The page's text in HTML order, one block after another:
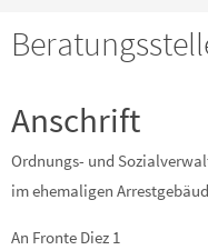
Anschrift
Ordnungs- und
im ehemaligen
An Fronte Diez 1